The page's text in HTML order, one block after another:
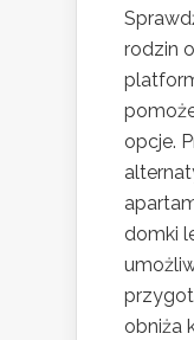
rodzin
opcje.
domki
obniża